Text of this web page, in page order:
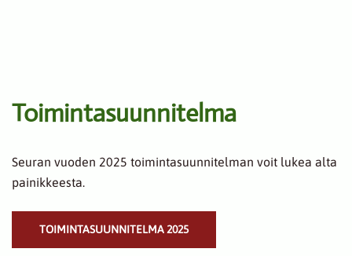
Toimintasuunnitelma
Seuran vuoden 2025 toimintasuunnitelman voit lukea alta
painikkeesta.
TOIMINTASUUNNITELMA 2025